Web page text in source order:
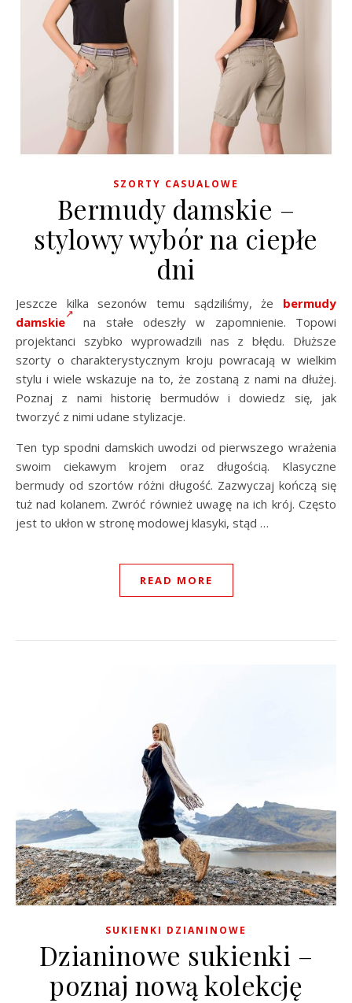
SZORTY CASUALOWE
Bermudy damskie –
stylowy wybór na ciepłe
dni
Jeszcze kilka sezonów temu sądziliśmy, że bermudy
damskie
na stałe odeszły w zapomnienie. Topowi
projektanci szybko wyprowadzili nas z błędu. Dłuższe
szorty o charakterystycznym kroju powracają w wielkim
stylu i wiele wskazuje na to, że zostaną z nami na dłużej.
Poznaj z nami historię bermudów i dowiedz się, jak
tworzyć z nimi udane stylizacje.
Ten typ spodni damskich uwodzi od pierwszego wrażenia
swoim ciekawym krojem oraz długością. Klasyczne
bermudy od szortów różni długość. Zazwyczaj kończą się
tuż nad kolanem. Zwróć również uwagę na ich krój. Często
jest to ukłon w stronę modowej klasyki, stąd …
READ MORE
SUKIENKI DZIANINOWE
Dzianinowe sukienki –
poznaj nową kolekcję